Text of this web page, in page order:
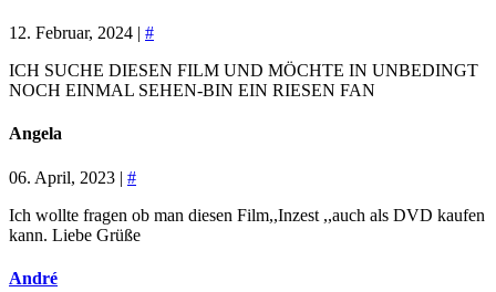
12. Februar, 2024 | #
ICH SUCHE DIESEN FILM UND MÖCHTE IN UNBEDINGT
NOCH EINMAL SEHEN-BIN EIN RIESEN FAN
Angela
06. April, 2023 | #
Ich wollte fragen ob man diesen Film,,Inzest ,,auch als DVD kaufen
kann. Liebe Grüße
André